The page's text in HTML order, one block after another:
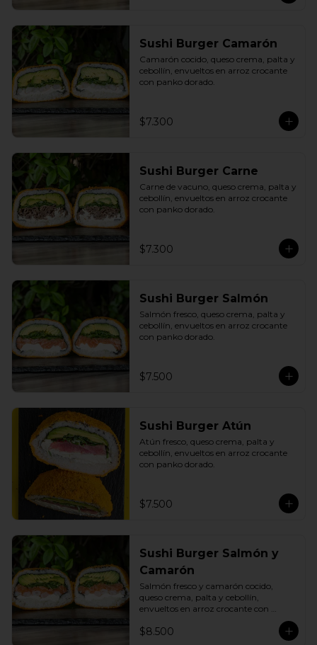
Sushi Burger Camarón
Camarón cocido, queso crema, palta y
cebollín, envueltos en arroz crocante
con panko dorado.
$7.300
Sushi Burger Carne
Carne de vacuno, queso crema, palta y
cebollín, envueltos en arroz crocante
con panko dorado.
$7.300
Sushi Burger Salmón
Salmón fresco, queso crema, palta y
cebollín, envueltos en arroz crocante
con panko dorado.
$7.500
Sushi Burger Atún
Atún fresco, queso crema, palta y
cebollín, envueltos en arroz crocante
con panko dorado.
$7.500
Sushi Burger Salmón y
Camarón
Salmón fresco y camarón cocido,
queso crema, palta y cebollín,
envueltos en arroz crocante con
$8.500